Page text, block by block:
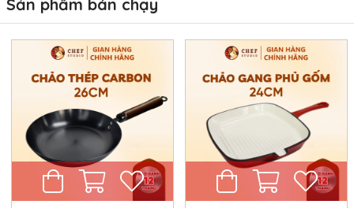
Sản phẩm bán chạy